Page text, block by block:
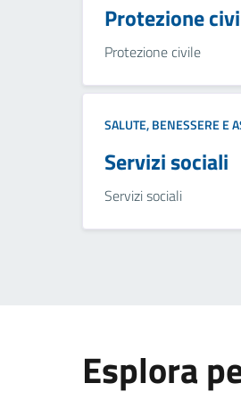
Protezione
Protezione civile
SALUTE, BENESSERE E
Servizi sociali
Servizi sociali
Esplora